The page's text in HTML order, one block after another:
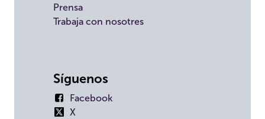
Prensa
Trabaja con nosotres
Síguenos
Facebook
X